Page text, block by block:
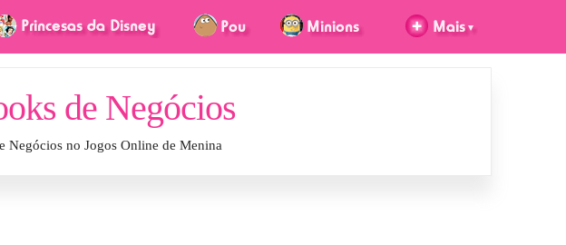
de Negócios
Negócios no Jogos Online de Menina